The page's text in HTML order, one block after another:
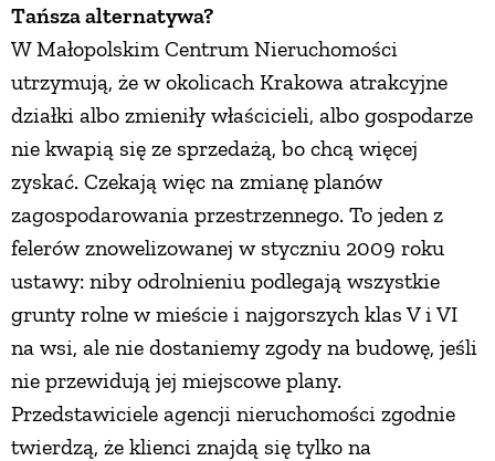
Tańsza alternatywa?
W Małopolskim Centrum Nieruchomości
utrzymują, że w okolicach Krakowa atrakcyjne
działki albo zmieniły właścicieli, albo gospodarze
nie kwapią się ze sprzedażą, bo chcą więcej
zyskać. Czekają więc na zmianę planów
zagospodarowania przestrzennego. To jeden z
felerów znowelizowanej w styczniu 2009 roku
ustawy: niby odrolnieniu podlegają wszystkie
grunty rolne w mieście i najgorszych klas V i VI
na wsi, ale nie dostaniemy zgody na budowę, jeśli
nie przewidują jej miejscowe plany.
Przedstawiciele agencji nieruchomości zgodnie
twierdzą, że klienci znajdą się tylko na